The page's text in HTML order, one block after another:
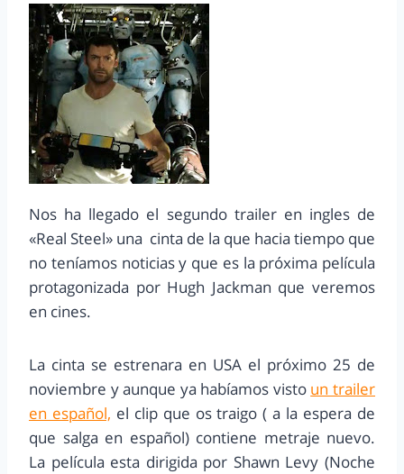
Nos ha llegado el segundo trailer en ingles de
«Real Steel» una cinta de la que hacia tiempo que
no teníamos noticias y que es la próxima película
protagonizada por Hugh Jackman que veremos
en cines.
La cinta se estrenara en USA el próximo 25 de
noviembre y aunque ya habíamos visto un trailer
en español, el clip que os traigo ( a la espera de
que salga en español) contiene metraje nuevo.
La película esta dirigida por Shawn Levy (Noche